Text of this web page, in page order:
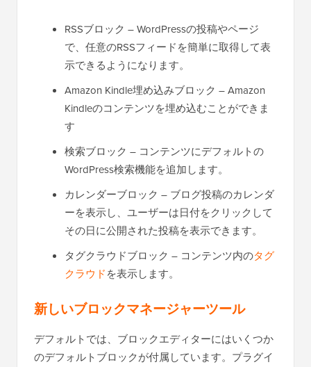
RSSブロック – WordPressの投稿やページ
で、任意のRSSフィードを簡単に取得して表
示できるようになります。
Amazon Kindle埋め込みブロック – Amazon
Kindleのコンテンツを埋め込むことができま
す
検索ブロック – コンテンツにデフォルトの
WordPress検索機能を追加します。
カレンダーブロック – ブログ投稿のカレンダ
ーを表示し、ユーザーは日付をクリックして
その日に公開された投稿を表示できます。
タグクラウドブロック – コンテンツ内のタグ
クラウドを表示します。
新しいブロックマネージャーツール
デフォルトでは、ブロックエディターにはいくつか
のデフォルトブロックが付属しています。プラグイ